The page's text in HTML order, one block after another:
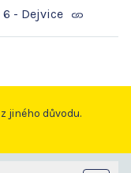
6 - Dejvice
jiného důvodu.